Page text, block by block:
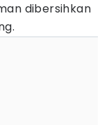
dibersihkan